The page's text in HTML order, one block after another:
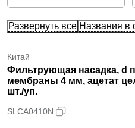
Развернуть все Названия в
Китай
Фильтрующая насадка, d
мембраны 4 мм, ацетат
шт./уп.
SLCA0410N